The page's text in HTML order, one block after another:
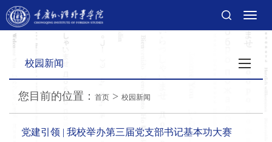
切
换
校园新闻
您目前的位置： 首页 > 校园新闻
党建引领 | 我校举办第三届党支部书记基本功大赛